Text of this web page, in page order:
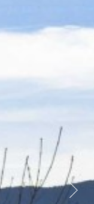
Next